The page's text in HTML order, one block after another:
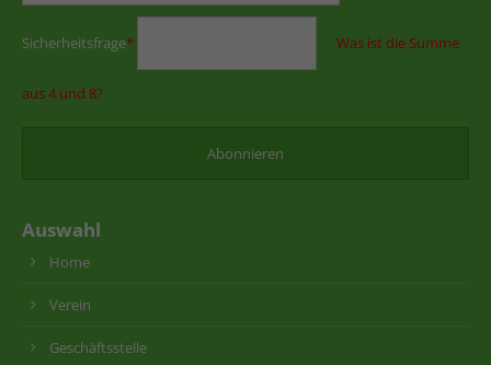
Sicherheitsfrage* Was ist die Summe
aus 4 und 8?
Auswahl
Home
Verein
Geschäftsstelle